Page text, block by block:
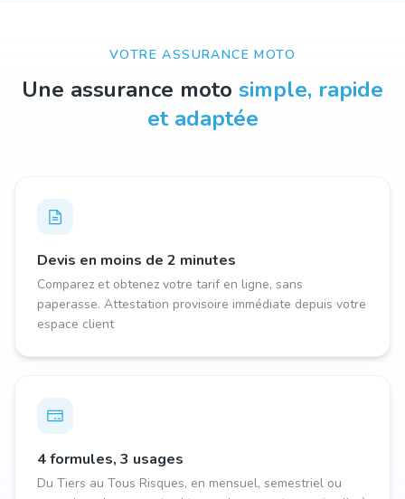
VOTRE ASSURANCE MOTO
Une assurance moto simple, rapide
et adaptée
Devis en moins de 2 minutes
Comparez et obtenez votre tarif en ligne, sans
paperasse. Attestation provisoire immédiate depuis votre
espace client
4 formules, 3 usages
Du Tiers au Tous Risques, en mensuel, semestriel ou